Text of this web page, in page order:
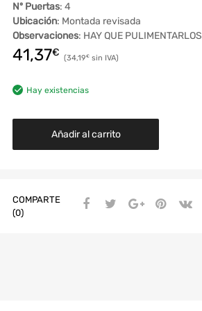
Nº Puertas: 4
Ubicación: Montada revisada
Observaciones: HAY QUE PULIMENTARLOS
41,37€ 34,19€
Hay existencias
Añadir al carrito
COMPARTE
(0)